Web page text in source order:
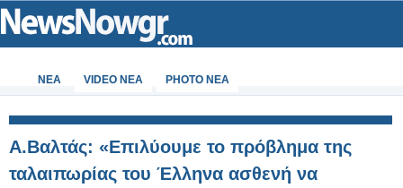
ΝΕΑ VIDEO NEA PHOTO NEA
Α.Βαλτάς: «Επιλύουμε το πρόβλημα της
ταλαιπωρίας του Έλληνα ασθενή να